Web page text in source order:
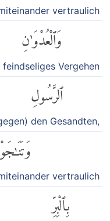
vertraulich
وَٱلْعُدْوَٰنِ
feindseliges Vergehen
ٱلرَّسُولِ
den Gesandten,
vertraulich
بِٱلْبِرِّ